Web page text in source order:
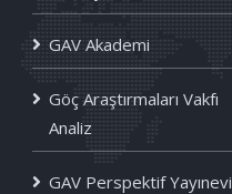
GAV Akademi
Göç Araştırmaları Vakfı
Analiz
GAV Perspektif Yayınevi